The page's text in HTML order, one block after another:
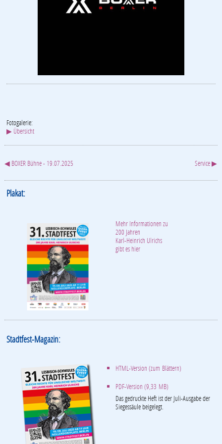
Fotogalerie:
▶ Übersicht
◀ BOXER Bühne - 19.07.2025 Service ▶
Plakat:
Mehr Informationen zu
200 Jahren
Karl-Heinrich Ulrichs
gibt es hier
Stadtfest-Magazin:
HTML-Version (zum Blättern)
PDF-Version (9,33 MB)
Das gedruckte Heft ist der Juli-Ausgabe der
Siegessäule beigelegt.